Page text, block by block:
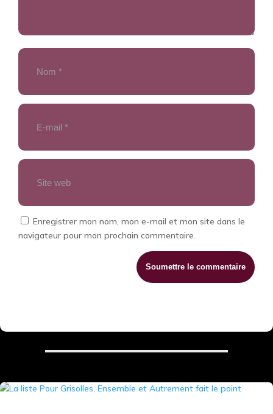
Enregistrer mon nom, mon e-mail et mon site dans le
navigateur pour mon prochain commentaire.
Soumettre le commentaire